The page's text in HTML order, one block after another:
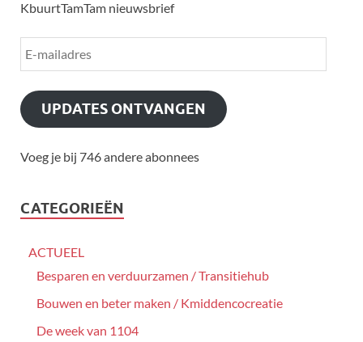
KbuurtTamTam nieuwsbrief
UPDATES ONTVANGEN
Voeg je bij 746 andere abonnees
CATEGORIEËN
ACTUEEL
Besparen en verduurzamen / Transitiehub
Bouwen en beter maken / Kmiddencocreatie
De week van 1104